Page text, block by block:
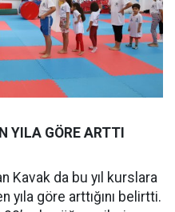
YILA GÖRE ARTTI
Kavak da bu yıl kurslara
yıla göre arttığını belirtti.